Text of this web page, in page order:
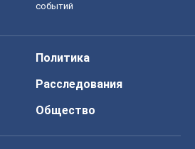
событий
Политика
Расследования
Общество